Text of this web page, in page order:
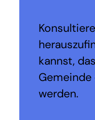
kannst,
werden.